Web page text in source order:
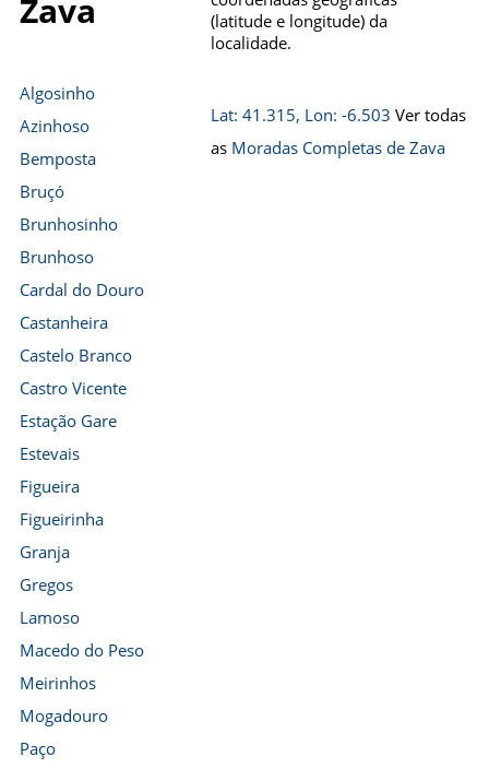
Zava
(latitude e longitude) da
localidade.
Algosinho
Azinhoso
Bemposta
Bruçó
Brunhosinho
Brunhoso
Cardal do Douro
Castanheira
Castelo Branco
Castro Vicente
Estação Gare
Estevais
Figueira
Figueirinha
Granja
Gregos
Lamoso
Macedo do Peso
Meirinhos
Mogadouro
Paço
Lat: 41.315, Lon: -6.503 Ver todas
as Moradas Completas de Zava